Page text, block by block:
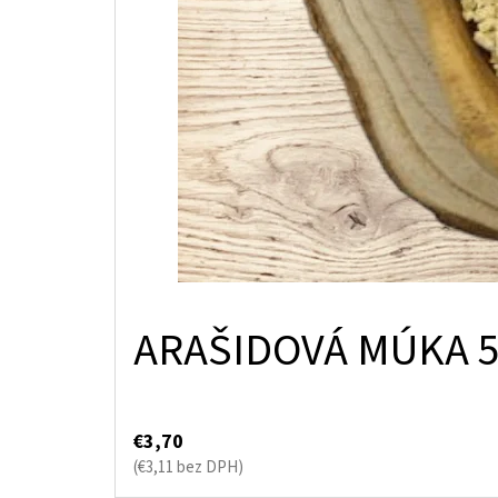
ARAŠIDOVÁ MÚKA
€3,70
(€3,11 bez DPH)